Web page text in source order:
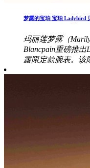
梦露的宝珀 宝珀 Ladybird
玛丽莲梦露（
Blancpain重磅推出
露限定款腕表。该